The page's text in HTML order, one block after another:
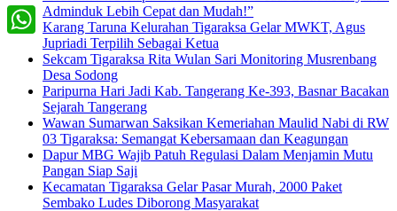
Adminduk Lebih Cepat dan Mudah!”
Karang Taruna Kelurahan Tigaraksa Gelar MWKT, Agus
Jupriadi Terpilih Sebagai Ketua
Sekcam Tigaraksa Rita Wulan Sari Monitoring Musrenbang
Desa Sodong
Paripurna Hari Jadi Kab. Tangerang Ke-393, Basnar Bacakan
Sejarah Tangerang
Wawan Sumarwan Saksikan Kemeriahan Maulid Nabi di RW
03 Tigaraksa: Semangat Kebersamaan dan Keagungan
Dapur MBG Wajib Patuh Regulasi Dalam Menjamin Mutu
Pangan Siap Saji
Kecamatan Tigaraksa Gelar Pasar Murah, 2000 Paket
Sembako Ludes Diborong Masyarakat
Facebook
WhatsApp